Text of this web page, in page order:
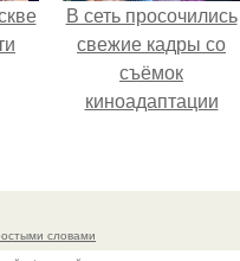
В сеть просочились
свежие кадры со
съёмок
киноадаптации
моментально
приковано к Тиган
словами